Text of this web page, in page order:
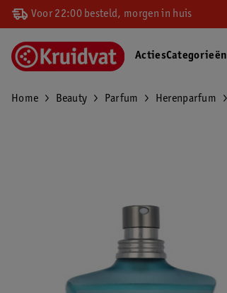
Voor 22:00 besteld, morgen in huis
ActiesCategorieën
Home Beauty Parfum Herenparfum